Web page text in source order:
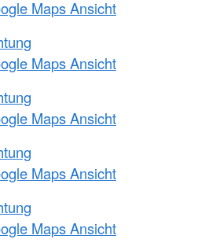
Maps Ansicht
Maps Ansicht
Maps Ansicht
Maps Ansicht
Maps Ansicht